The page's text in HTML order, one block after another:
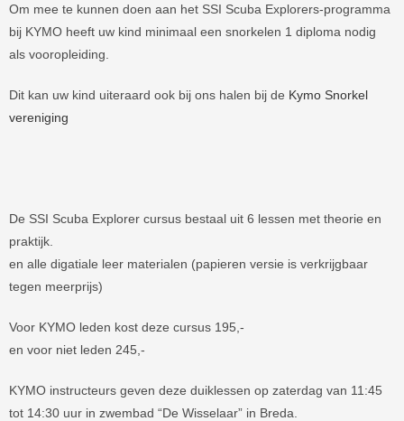
Om mee te kunnen doen aan het SSI Scuba Explorers-programma
bij KYMO heeft uw kind minimaal een snorkelen 1 diploma nodig
als vooropleiding.
Dit kan uw kind uiteraard ook bij ons halen bij de Kymo Snorkel
vereniging
De SSI Scuba Explorer cursus bestaal uit 6 lessen met theorie en
praktijk.
en alle digatiale leer materialen (papieren versie is verkrijgbaar
tegen meerprijs)
Voor KYMO leden kost deze cursus 195,-
en voor niet leden 245,-
KYMO instructeurs geven deze duiklessen op zaterdag van 11:45
tot 14:30 uur in zwembad “De Wisselaar” in Breda.